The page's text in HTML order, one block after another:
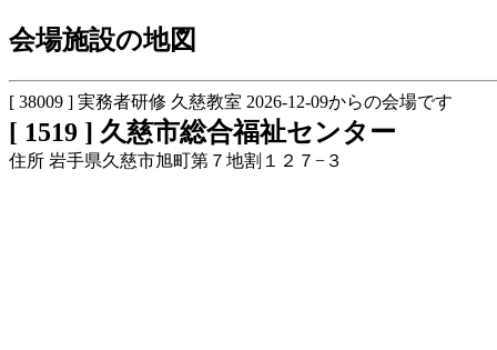
会場施設の地図
[ 38009 ] 実務者研修 久慈教室 2026-12-09からの会場です
[ 1519 ] 久慈市総合福祉センター
住所 岩手県久慈市旭町第７地割１２７−３